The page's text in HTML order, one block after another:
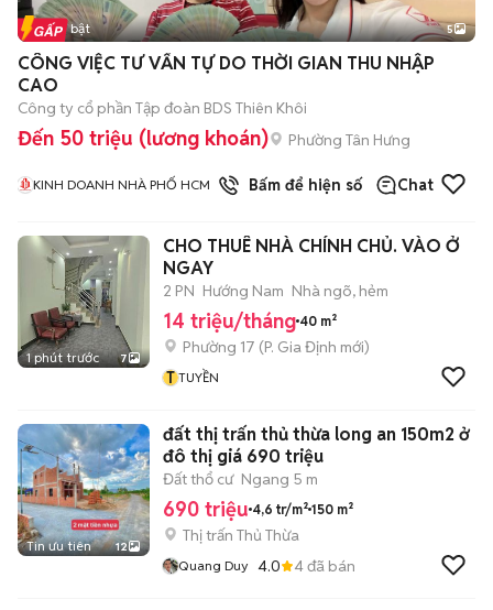
Tin nổi bật 5
CÔNG VIỆC TƯ VẤN TỰ DO THỜI GIAN THU NHẬP
CAO
Công ty cổ phần Tập đoàn BDS Thiên Khôi
Đến 50 triệu (lương khoán) Phường Tân Hưng
KINH DOANH NHÀ PHỐ HCM 1đã bánBấm để hiện số Chat
1 phút trước 7
CHO THUÊ NHÀ CHÍNH CHỦ. VÀO Ở
NGAY
2 PN Hướng Nam Nhà ngõ, hẻm
14 triệu/tháng 40 m²
Phường 17 (P. Gia Định mới)
T TUYỀN
Tin ưu tiên 12
đất thị trấn thủ thừa long an 150m2 ở
đô thị giá 690 triệu
Đất thổ cư Ngang 5 m
690 triệu 4,6 tr/m² 150 m²
Thị trấn Thủ Thừa
Quang Duy 4.0 4đã bán